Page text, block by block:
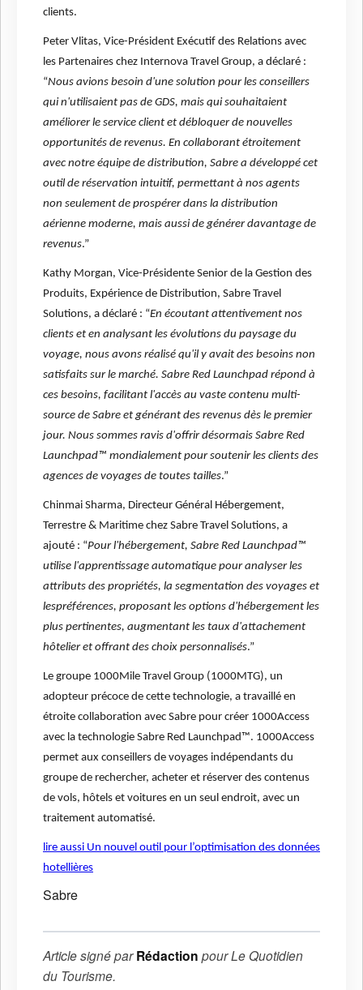
clients.
Peter Vlitas, Vice-Président Exécutif des Relations avec
les Partenaires chez Internova Travel Group, a déclaré :
“Nous avions besoin d'une solution pour les conseillers
qui n'utilisaient pas de GDS, mais qui souhaitaient
améliorer le service client et débloquer de nouvelles
opportunités de revenus. En collaborant étroitement
avec notre équipe de distribution, Sabre a développé cet
outil de réservation intuitif, permettant à nos agents
non seulement de prospérer dans la distribution
aérienne moderne, mais aussi de générer davantage de
revenus.”
Kathy Morgan, Vice-Présidente Senior de la Gestion des
Produits, Expérience de Distribution, Sabre Travel
Solutions, a déclaré : “En écoutant attentivement nos
clients et en analysant les évolutions du paysage du
voyage, nous avons réalisé qu'il y avait des besoins non
satisfaits sur le marché. Sabre Red Launchpad répond à
ces besoins, facilitant l'accès au vaste contenu multi-
source de Sabre et générant des revenus dès le premier
jour. Nous sommes ravis d'offrir désormais Sabre Red
Launchpad™ mondialement pour soutenir les clients des
agences de voyages de toutes tailles.”
Chinmai Sharma, Directeur Général Hébergement,
Terrestre & Maritime chez Sabre Travel Solutions, a
ajouté : “Pour l'hébergement, Sabre Red Launchpad™
utilise l'apprentissage automatique pour analyser les
attributs des propriétés, la segmentation des voyages et
lespréférences, proposant les options d'hébergement les
plus pertinentes, augmentant les taux d'attachement
hôtelier et offrant des choix personnalisés.”
Le groupe 1000Mile Travel Group (1000MTG), un
adopteur précoce de cette technologie, a travaillé en
étroite collaboration avec Sabre pour créer 1000Access
avec la technologie Sabre Red Launchpad™. 1000Access
permet aux conseillers de voyages indépendants du
groupe de rechercher, acheter et réserver des contenus
de vols, hôtels et voitures en un seul endroit, avec un
traitement automatisé.
lire aussi Un nouvel outil pour l’optimisation des données
hotellières
Sabre
Article signé parRédaction pourLe Quotidien
du Tourisme.